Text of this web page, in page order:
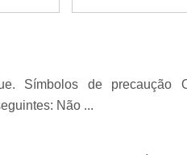
Símbolos de precaução
Não ...